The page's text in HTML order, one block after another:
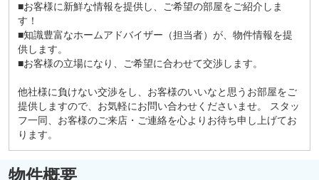
■お客様に新鮮な情報を提供し、ご希望の部屋をご紹介しま
す！
■知識豊富なホームアドバイザー（担当者）が、物件情報を提
供します。
■お客様の立場になり、ご希望に合わせて交渉します。
他社様に負けない交渉をし、お客様のいいなと思うお部屋をご
提供しますので、お気軽にお問い合わせくださいませ。 スタッ
フ一同、お客様のご来店・ご連絡を心よりお待ち申し上げてお
ります。
物件概要